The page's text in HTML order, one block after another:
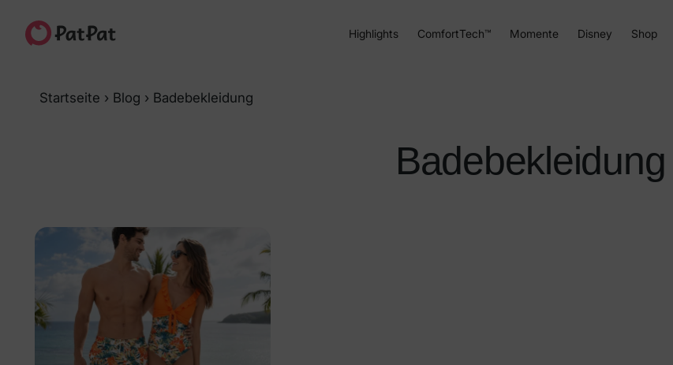
Highlights ComfortTech™ Momente Disney Shop
Startseite › Blog › Badebekleidung
Badebekleidung